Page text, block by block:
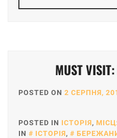
MUST
POSTED ON 2 СЕРПНЯ,
POSTED IN ІСТОРІЯ,
IN
ІСТОРІЯ,